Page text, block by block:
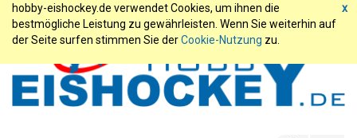
x
hobby-eishockey.de verwendet Cookies, um ihnen die
bestmögliche Leistung zu gewährleisten. Wenn Sie weiterhin auf
der Seite surfen stimmen Sie derCookie-Nutzung zu.